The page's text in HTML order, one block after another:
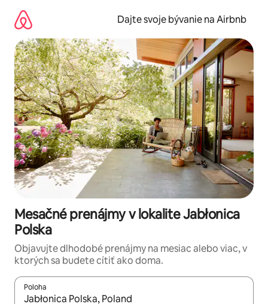
obsah.
Dajte svoje bývanie na Airbnb
Mesačné prenájmy v lokalite Jabłonica
Polska
Objavujte dlhodobé prenájmy na mesiac alebo viac, v
ktorých sa budete cítiť ako doma.
Poloha
Keď budú výsledky k dispozícii, môžete si ich prechádzať